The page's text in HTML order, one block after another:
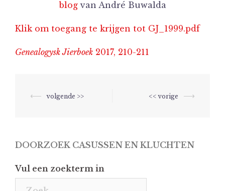
blogvan André Buwalda
Klik om toegang te krijgen tot GJ_1999.pdf
Genealogysk Jierboek 2017, 210-211
Berichtnavigatie
⟵ ⟶
DOORZOEK CASUSSEN EN KLUCHTEN
Vul een zoekterm in